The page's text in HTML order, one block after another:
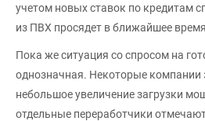
учетом новых ставок по кредитам
из ПВХ просядет в ближайшее
Пока же ситуация со спросом на
однозначная. Некоторые компании
небольшое увеличение загрузки
отдельные переработчики